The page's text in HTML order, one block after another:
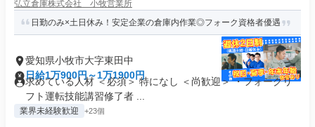
弘立倉庫株式会社 小牧営業所
日勤のみ×土日休み！安定企業の倉庫内作業◎フォーク資格者優遇
愛知県小牧市大字東田中
日給1万900円～1万1900円
求めている人材 ＜必須＞ 特になし ＜尚歓迎＞ ・フォークリ
フト運転技能講習修了者 ...
業界未経験歓迎 +23個